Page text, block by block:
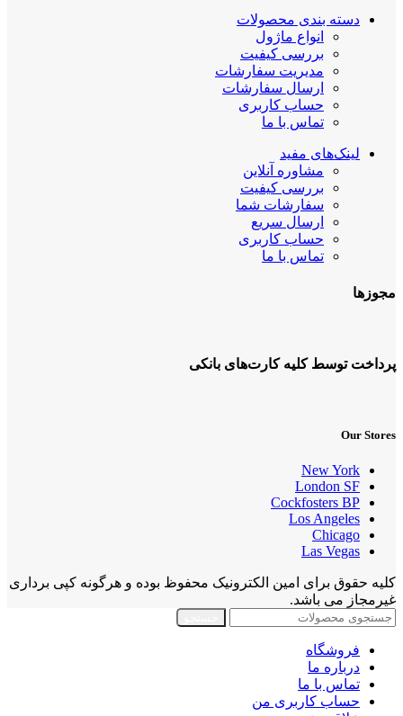
دسته بندی محصولات
انواع ماژول
بررسی کیفیت
مدیریت سفارشات
ارسال سفارشات
حساب کاربری
تماس با ما
لینک‌های مفید
مشاوره آنلاین
بررسی کیفیت
سفارشات شما
ارسال سریع
حساب کاربری
تماس با ما
مجوزها
پرداخت توسط کلیه کارت‌های بانکی
Our Stores
New York
London SF
Cockfosters BP
Los Angeles
Chicago
Las Vegas
کلیه حقوق برای امین الکترونیک محفوظ بوده و هرگونه کپی برداری
غیرمجاز می باشد.
فروشگاه
درباره ما
تماس با ما
حساب کاربری من